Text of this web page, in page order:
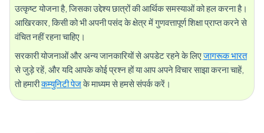
उत्कृष्ट योजना है, जिसका उद्देश्य छात्रों की आर्थिक समस्याओं को हल करना है।
आखिरकार, किसी को भी अपनी पसंद के क्षेत्र में गुणवत्तापूर्ण शिक्षा प्राप्त करने से
वंचित नहीं रहना चाहिए।
सरकारी योजनाओं और अन्य जानकारियों से अपडेट रहने के लिएजागरूक भारत
से जुड़े रहें, और यदि आपके कोई प्रश्न हों या आप अपने विचार साझा करना चाहें,
तो हमारीकम्युनिटी पेजके माध्यम से हमसे संपर्क करें।